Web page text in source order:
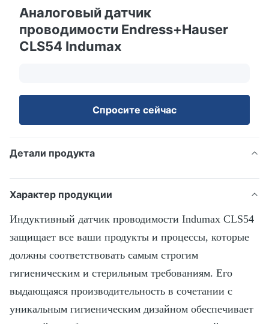
Аналоговый датчик
проводимости Endress+Hauser
CLS54 Indumax
Спросите сейчас
Детали продукта
Характер продукции
Индуктивный датчик проводимости Indumax CLS54
защищает все ваши продукты и процессы, которые
должны соответствовать самым строгим
гигиеническим и стерильным требованиям. Его
выдающаяся производительность в сочетании с
уникальным гигиеническим дизайном обеспечивает